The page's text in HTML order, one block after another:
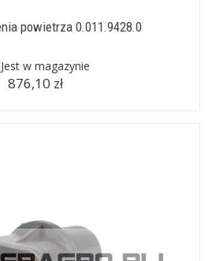
powietrza 0.011.9428.0
Jest w magazynie
876,10 zł